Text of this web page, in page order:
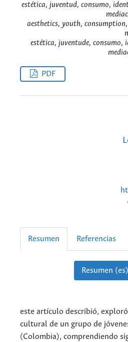
estética, juventud, consumo,
aesthetics, youth,
estética, juventude, consumo,
PDF
Resumen Referencias
Resumen (es)
este artículo describió,
cultural de un grupo de
(Colombia), comprendiendo